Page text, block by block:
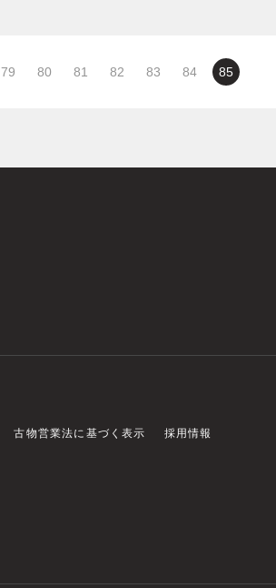
79 80 81 82 83 84 85
古物営業法に基づく表示 採用情報